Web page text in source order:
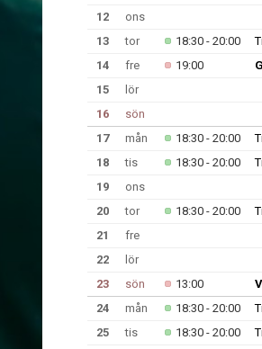
12
ons
13
tor 18:30 - 20:00
14
fre 19:00
15
lör
16
sön
17
mån 18:30 - 20:00
18
tis 18:30 - 20:00
19
ons
20
tor 18:30 - 20:00
21
fre
22
lör
23
sön 13:00
24
mån 18:30 - 20:00
25
tis 18:30 - 20:00